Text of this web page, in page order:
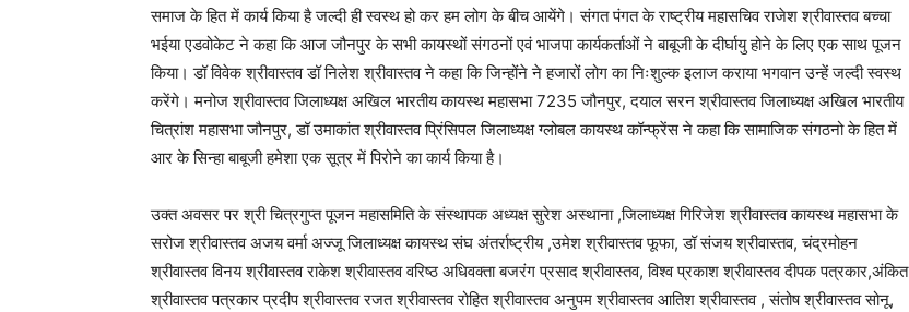
समाज के हित में कार्य किया है जल्दी ही स्वस्थ हो कर हम लोग के बीच आयेंगे। संगत पंगत के राष्ट्रीय महासचिव राजेश श्रीवास्तव बच्चा
भईया एडवोकेट ने कहा कि आज जौनपुर के सभी कायस्थों संगठनों एवं भाजपा कार्यकर्ताओं ने बाबूजी के दीर्घायु होने के लिए एक साथ पूजन
किया। डॉ विवेक श्रीवास्तव डॉ निलेश श्रीवास्तव ने कहा कि जिन्होंने ने हजारों लोग का निःशुल्क इलाज कराया भगवान उन्हें जल्दी स्वस्थ
करेंगे। मनोज श्रीवास्तव जिलाध्यक्ष अखिल भारतीय कायस्थ महासभा 7235 जौनपुर, दयाल सरन श्रीवास्तव जिलाध्यक्ष अखिल भारतीय
चित्रांश महासभा जौनपुर, डॉ उमाकांत श्रीवास्तव प्रिंसिपल जिलाध्यक्ष ग्लोबल कायस्थ कॉन्फ्रेंस ने कहा कि सामाजिक संगठनो के हित में
आर के सिन्हा बाबूजी हमेशा एक सूत्र में पिरोने का कार्य किया है।
उक्त अवसर पर श्री चित्रगुप्त पूजन महासमिति के संस्थापक अध्यक्ष सुरेश अस्थाना ,जिलाध्यक्ष गिरिजेश श्रीवास्तव कायस्थ महासभा के
सरोज श्रीवास्तव अजय वर्मा अज्जू जिलाध्यक्ष कायस्थ संघ अंतर्राष्ट्रीय ,उमेश श्रीवास्तव फूफा, डॉ संजय श्रीवास्तव, चंद्रमोहन
श्रीवास्तव विनय श्रीवास्तव राकेश श्रीवास्तव वरिष्ठ अधिवक्ता बजरंग प्रसाद श्रीवास्तव, विश्व प्रकाश श्रीवास्तव दीपक पत्रकार,अंकित
श्रीवास्तव पत्रकार प्रदीप श्रीवास्तव रजत श्रीवास्तव रोहित श्रीवास्तव अनुपम श्रीवास्तव आतिश श्रीवास्तव , संतोष श्रीवास्तव सोनू,